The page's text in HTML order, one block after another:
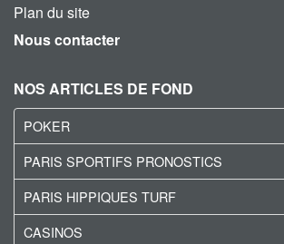
Plan du site
Nous contacter
NOS ARTICLES DE FOND
POKER
PARIS SPORTIFS PRONOSTICS
PARIS HIPPIQUES TURF
CASINOS